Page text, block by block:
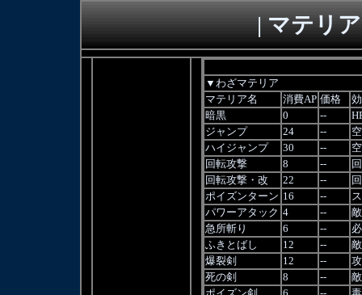
| マテリ
▼わざマテリア
マテリア名
消費AP 価格
暗黒
0 --
ジャンプ
24 --
ハイジャンプ
30 --
回転攻撃
8 --
回転攻撃・改
22 --
ポイズンターン 16 --
パワーアタック 4 --
急所斬り
6 --
ふきとばし
12 --
爆裂剣
12 --
死の剣
8 --